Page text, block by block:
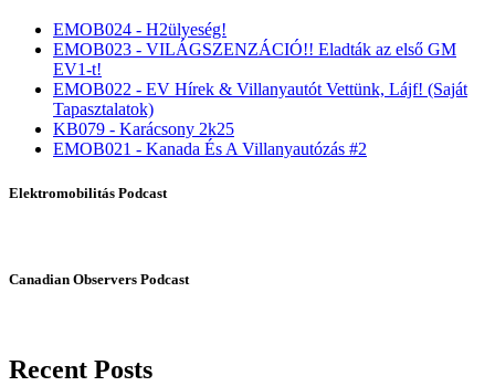
EMOB024 - H2ülyeség!
EMOB023 - VILÁGSZENZÁCIÓ!! Eladták az első GM
EV1-t!
EMOB022 - EV Hírek & Villanyautót Vettünk, Lájf! (Saját
Tapasztalatok)
KB079 - Karácsony 2k25
EMOB021 - Kanada És A Villanyautózás #2
Elektromobilitás Podcast
Canadian Observers Podcast
Recent Posts